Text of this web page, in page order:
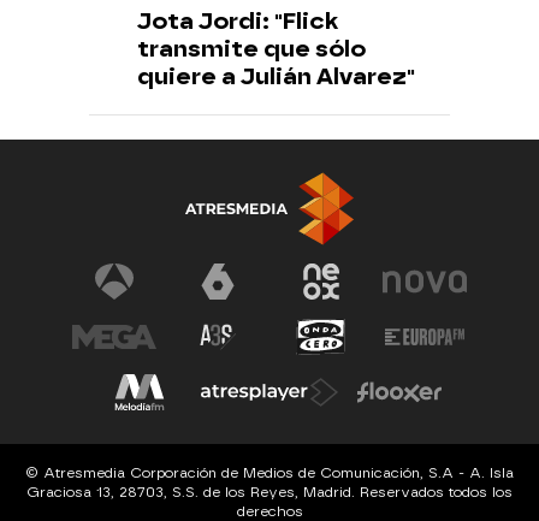
Jota Jordi: "Flick
transmite que sólo
quiere a Julián Alvarez"
© Atresmedia Corporación de Medios de Comunicación, S.A - A. Isla
Graciosa 13, 28703, S.S. de los Reyes, Madrid. Reservados todos los
derechos